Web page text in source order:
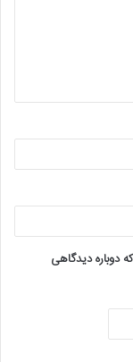
دوباره دیدگاهی